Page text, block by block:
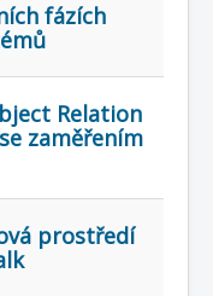
fázích
Relation
zaměřením
prostředí